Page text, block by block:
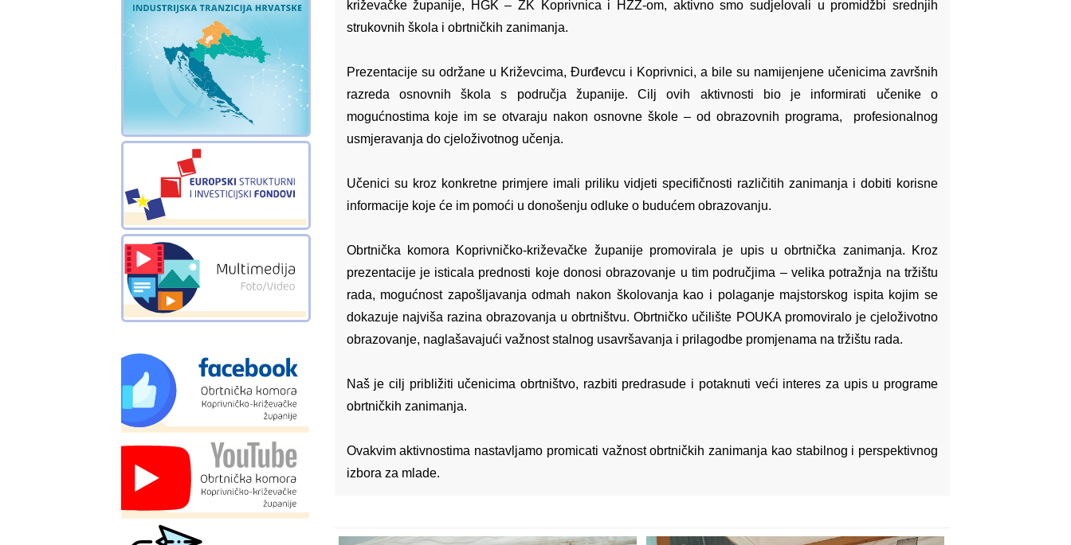
križevačke županije, HGK – ŽK Koprivnica i HZZ-om, aktivno smo sudjelovali u promidžbi srednjih
strukovnih škola i obrtničkih zanimanja.
Prezentacije su održane u Križevcima, Đurđevcu i Koprivnici, a bile su namijenjene učenicima završnih
razreda osnovnih škola s područja županije. Cilj ovih aktivnosti bio je informirati učenike o
mogućnostima koje im se otvaraju nakon osnovne škole – od obrazovnih programa, profesionalnog
usmjeravanja do cjeloživotnog učenja.
Učenici su kroz konkretne primjere imali priliku vidjeti specifičnosti različitih zanimanja i dobiti korisne
informacije koje će im pomoći u donošenju odluke o budućem obrazovanju.
Obrtnička komora Koprivničko-križevačke županije promovirala je upis u obrtnička zanimanja. Kroz
prezentacije je isticala prednosti koje donosi obrazovanje u tim područjima – velika potražnja na tržištu
rada, mogućnost zapošljavanja odmah nakon školovanja kao i polaganje majstorskog ispita kojim se
dokazuje najviša razina obrazovanja u obrtništvu. Obrtničko učilište POUKA promoviralo je cjeloživotno
obrazovanje, naglašavajući važnost stalnog usavršavanja i prilagodbe promjenama na tržištu rada.
Naš je cilj približiti učenicima obrtništvo, razbiti predrasude i potaknuti veći interes za upis u programe
obrtničkih zanimanja.
Ovakvim aktivnostima nastavljamo promicati važnost obrtničkih zanimanja kao stabilnog i perspektivnog
izbora za mlade.